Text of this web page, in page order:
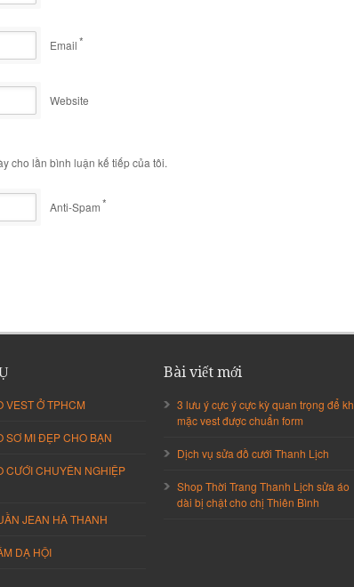
Email*
Website
cho lần bình luận kế tiếp của tôi.
Anti-Spam*
VEST Ở TPHCM
SƠ MI ĐẸP CHO BẠN
CƯỚI CHUYÊN NGHIỆP
JEAN HÀ THANH
DẠ HỘI
Bài viết mới
3 lưu ý cực ý cực kỳ quan trọng để
mặc vest được chuẩn form
Dịch vụ sửa đồ cưới Thanh Lịch
Shop Thời Trang Thanh Lịch sửa áo
dài bị chật cho chị Thiên Bình